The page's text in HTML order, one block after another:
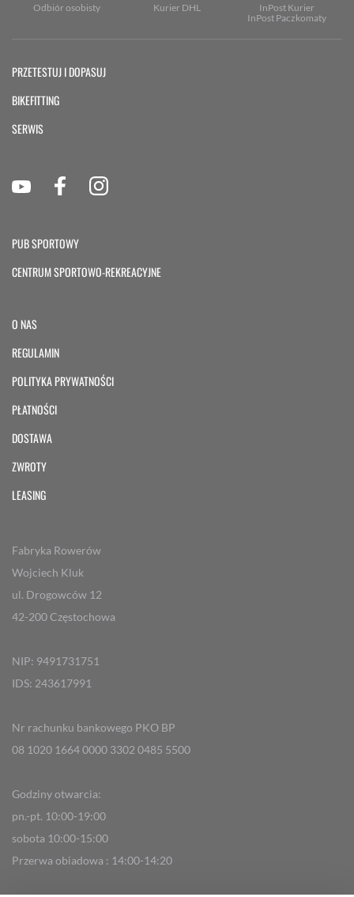
Odbiór osobisty Kurier DHL
InPost Kurier
InPost Paczkomaty
PRZETESTUJ I DOPASUJ
BIKEFITTING
SERWIS
PUB SPORTOWY
CENTRUM SPORTOWO-REKREACYJNE
O NAS
REGULAMIN
POLITYKA PRYWATNOŚCI
PŁATNOŚCI
DOSTAWA
ZWROTY
LEASING
Fabryka Rowerów
Wojciech Kluk
ul. Drogowców 12
42-200 Częstochowa
NIP: 9491731751
IDS: 243617991
Nr rachunku bankowego PKO BP
08 1020 1664 0000 3302 0485 5500
Godziny otwarcia:
pn.-pt. 10:00-19:00
sobota 10:00-15:00
Przerwa obiadowa : 14:00-14:20